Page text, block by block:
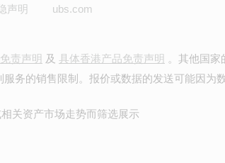
声明 ubs.com
免责声明 及 具体香港产品免责声明 。其他国家
务的销售限制。报价或数据的发送可能因为
关资产市场走势而筛选展示